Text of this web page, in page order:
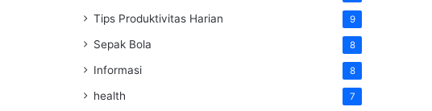
Tips Produktivitas Harian 9
Sepak Bola 8
Informasi 8
health 7